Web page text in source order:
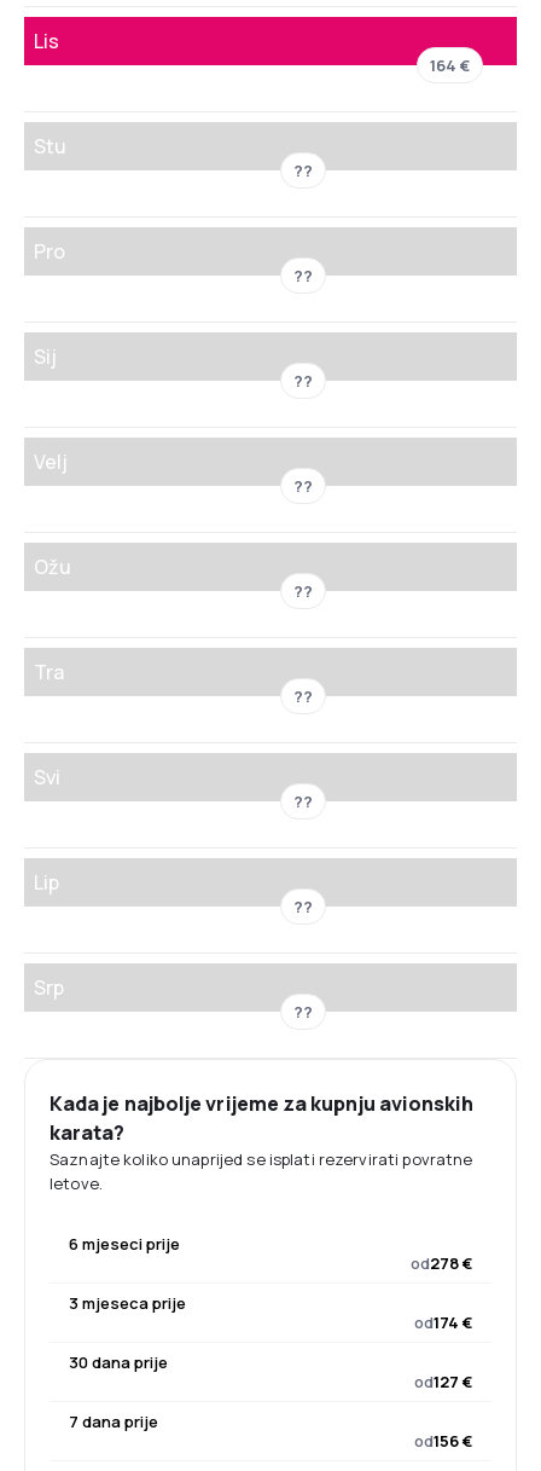
Lis
164 €
Stu
??
Pro
??
Sij
??
Velj
??
Ožu
??
Tra
??
Svi
??
Lip
??
Srp
??
Kada je najbolje vrijeme za kupnju avionskih
karata?
Saznajte koliko unaprijed se isplati rezervirati povratne
letove.
6 mjeseci prije
od278 €
3 mjeseca prije
od174 €
30 dana prije
od127 €
7 dana prije
od156 €